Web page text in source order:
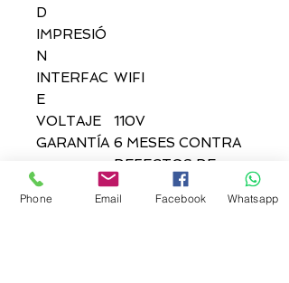
D
IMPRESIÓ
N
INTERFAC
E
WIFI
VOLTAJE
110V
GARANTÍA 6 MESES CONTRA
DEFECTOS DE
FÁBIRCA,
Phone Email Facebook Whatsapp